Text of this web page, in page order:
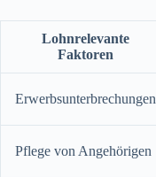
Lohnrelevante
Faktoren
Erwerbsunterbrechungen
Pflege von Angehörigen